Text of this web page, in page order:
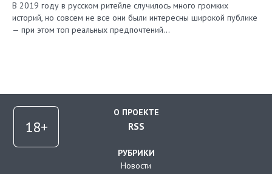
В 2019 году в русском ритейле случилось много громких
историй, но совсем не все они были интересны широкой публике
— при этом топ реальных предпочтений…
О ПРОЕКТЕ
RSS
РУБРИКИ
Новости